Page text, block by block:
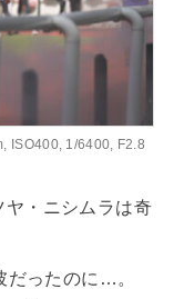
ISO400, 1/6400, F2.8
ヤ・ニシムラは奇
だったのに…。